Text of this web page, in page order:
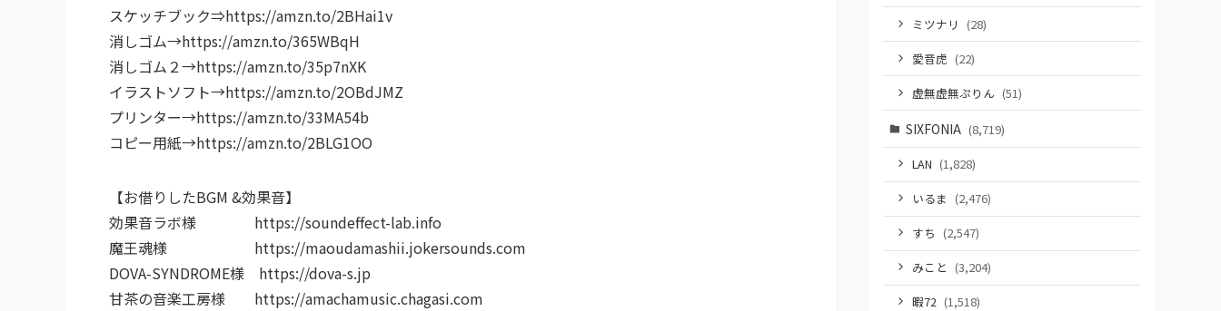
スケッチブック⇒https://amzn.to/2BHai1v
消しゴム→https://amzn.to/365WBqH
消しゴム２→https://amzn.to/35p7nXK
イラストソフト→https://amzn.to/2OBdJMZ
プリンター→https://amzn.to/33MA54b
コピー用紙→https://amzn.to/2BLG1OO
【お借りしたBGM &効果音】
効果音ラボ様 https://soundeffect-lab.info
魔王魂様 https://maoudamashii.jokersounds.com
DOVA-SYNDROME様 https://dova-s.jp
甘茶の音楽工房様 https://amachamusic.chagasi.com
ミツナリ (28)
愛音虎 (22)
虚無虚無ぷりん (51)
SIXFONIA (8,719)
LAN (1,828)
いるま (2,476)
すち (2,547)
みこと (3,204)
暇72 (1,518)